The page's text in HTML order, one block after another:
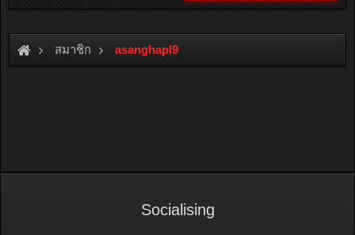
สมาชิก asanghapl9
Socialising